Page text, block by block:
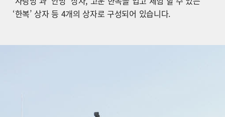
‘한복’ 상자 등 4개의 상자로 구성되어 있습니다.